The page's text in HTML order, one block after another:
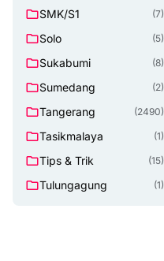
SMK/S1 (7)
Solo (5)
Sukabumi (8)
Sumedang (2)
Tangerang (2490)
Tasikmalaya (1)
Tips & Trik (15)
Tulungagung (1)